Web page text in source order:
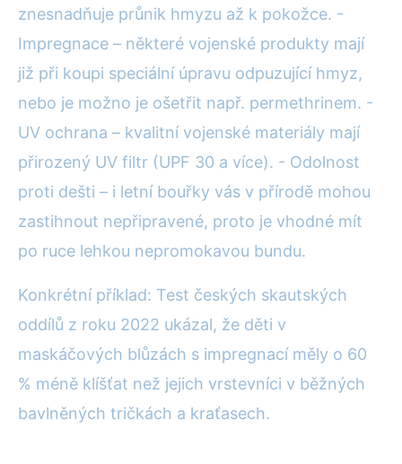
znesnadňuje průnik hmyzu až k pokožce. -
Impregnace – některé vojenské produkty mají
již při koupi speciální úpravu odpuzující hmyz,
nebo je možno je ošetřit např. permethrinem. -
UV ochrana – kvalitní vojenské materiály mají
přirozený UV filtr (UPF 30 a více). - Odolnost
proti dešti – i letní bouřky vás v přírodě mohou
zastihnout nepřipravené, proto je vhodné mít
po ruce lehkou nepromokavou bundu.
Konkrétní příklad: Test českých skautských
oddílů z roku 2022 ukázal, že děti v
maskáčových blůzách s impregnací měly o 60
% méně klíšťat než jejich vrstevníci v běžných
bavlněných tričkách a kraťasech.